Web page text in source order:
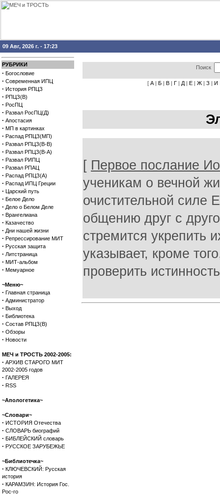
09 Авг, 2026 г. - 17:23
РУБРИКИ
· Богословие
· Современная ИПЦ
· История РПЦЗ
· РПЦЗ(В)
· РосПЦ
· Развал РосПЦ(Д)
· Апостасия
· МП в картинках
· Распад РПЦЗ(МП)
· Развал РПЦЗ(В-В)
· Развал РПЦЗ(В-А)
· Развал РИПЦ
· Развал РПАЦ
· Распад РПЦЗ(А)
· Распад ИПЦ Греции
· Царский путь
· Белое Дело
· Дело о Белом Деле
· Врангелиана
· Казачество
· Дни нашей жизни
· Репрессирование МИТ
· Русская защита
· Литстраница
· МИТ-альбом
· Мемуарное
~Меню~
· Главная страница
· Администратор
· Выход
· Библиотека
· Состав РПЦЗ(В)
· Обзоры
· Новости
МЕЧ и ТРОСТЬ 2002-2005:
· АРХИВ СТАРОГО МИТ
2002-2005 годов
· ГАЛЕРЕЯ
· RSS
~Апологетика~
~Словари~
· ИСТОРИЯ Отечества
· СЛОВАРЬ биографий
· БИБЛЕЙСКИЙ словарь
· РУССКОЕ ЗАРУБЕЖЬЕ
~Библиотечка~
· КЛЮЧЕВСКИЙ: Русская
история
· КАРАМЗИН: История Гос.
Рос-го
Поиск
[ А | Б | В | Г | Д | Е | Ж | З | И
[ Первое послание
ученикам о вечной
очистительной силе
общению друг с
стремится укрепить
указывает, кроме
проверить